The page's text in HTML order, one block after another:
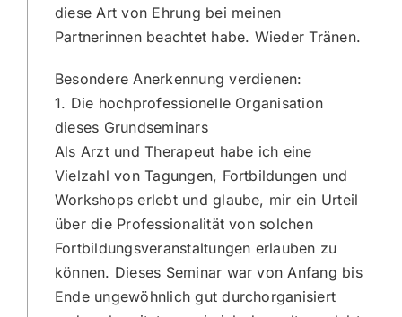
diese Art von Ehrung bei meinen
Partnerinnen beachtet habe. Wieder Tränen.
Besondere Anerkennung verdienen:
1. Die hochprofessionelle Organisation
dieses Grundseminars
Als Arzt und Therapeut habe ich eine
Vielzahl von Tagungen, Fortbildungen und
Workshops erlebt und glaube, mir ein Urteil
über die Professionalität von solchen
Fortbildungsveranstaltungen erlauben zu
können. Dieses Seminar war von Anfang bis
Ende ungewöhnlich gut durchorganisiert